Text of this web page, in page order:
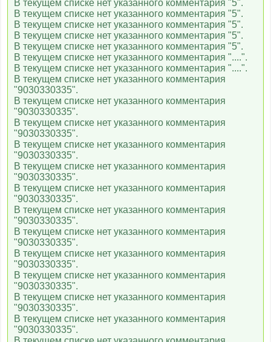
В текущем списке нет указанного комментария "5".
В текущем списке нет указанного комментария "5".
В текущем списке нет указанного комментария "5".
В текущем списке нет указанного комментария "5".
В текущем списке нет указанного комментария "5".
В текущем списке нет указанного комментария "....".
В текущем списке нет указанного комментария "....".
В текущем списке нет указанного комментария
"9030330335".
В текущем списке нет указанного комментария
"9030330335".
В текущем списке нет указанного комментария
"9030330335".
В текущем списке нет указанного комментария
"9030330335".
В текущем списке нет указанного комментария
"9030330335".
В текущем списке нет указанного комментария
"9030330335".
В текущем списке нет указанного комментария
"9030330335".
В текущем списке нет указанного комментария
"9030330335".
В текущем списке нет указанного комментария
"9030330335".
В текущем списке нет указанного комментария
"9030330335".
В текущем списке нет указанного комментария
"9030330335".
В текущем списке нет указанного комментария
"9030330335".